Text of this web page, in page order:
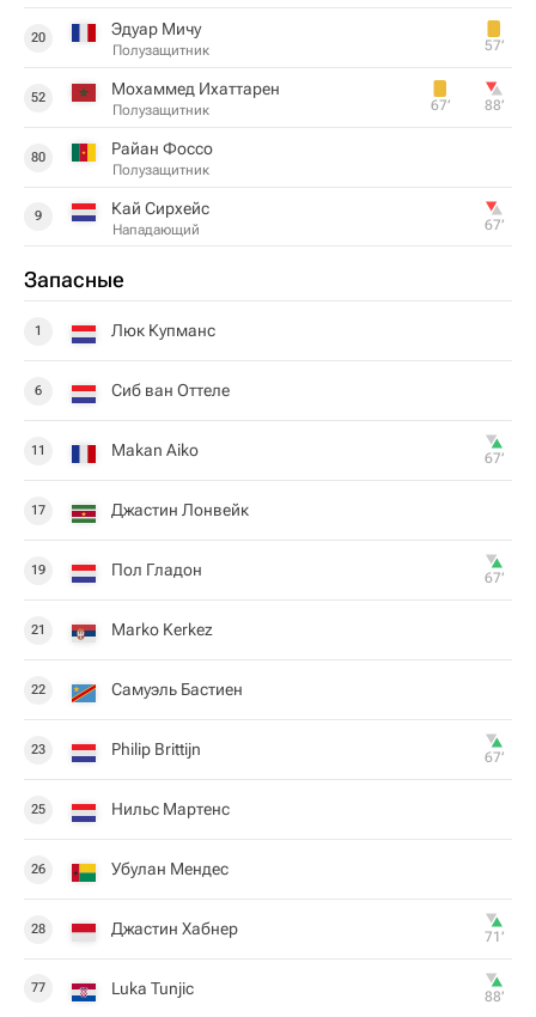
20 Эдуар Мичу
Полузащитник 57‎’‎
52 Мохаммед Ихаттарен
Полузащитник 67‎’‎ 88‎’‎
80 Райан Фоссо
Полузащитник
9 Кай Сирхейс
Нападающий 67‎’‎
Запасные
1 Люк Купманс
6 Сиб ван Оттеле
11 Makan Aiko 67‎’‎
17 Джастин Лонвейк
19 Пол Гладон 67‎’‎
21 Marko Kerkez
22 Самуэль Бастиен
23 Philip Brittijn 67‎’‎
25 Нильс Мартенс
26 Убулан Мендес
28 Джастин Хабнер 71‎’‎
77 Luka Tunjic 88‎’‎